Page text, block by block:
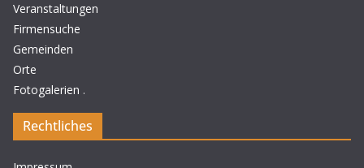
Veranstaltungen
Firmensuche
Gemeinden
Orte
Fotogalerien .
Rechtliches